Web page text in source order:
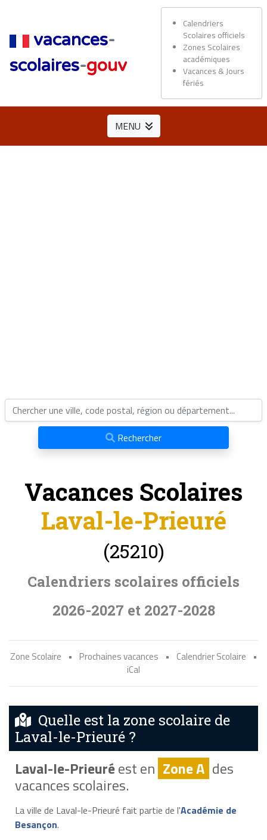
vacances-
scolaires-gouv
Calendriers
Scolaires officiels
Zones Scolaires
académiques
Vacances & Jours
fériés
MENU
Rechercher
Vacances Scolaires
Laval-le-Prieuré
(25210)
Calendriers scolaires officiels
2026-2027 et 2027-2028
Zone Scolaire • Prochaines vacances • Calendrier Scolaire
•
iCal
Quelle est la zone scolaire de
Laval-le-Prieuré ?
Laval-le-Prieuréest en Zone A des
vacances scolaires.
La ville de Laval-le-Prieuré fait partie de l'Académie de
Besançon.